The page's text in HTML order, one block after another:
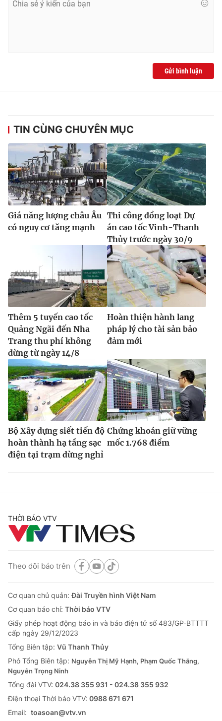
® Cấm sao chép dưới mọi hình thức nếu không có sự chấp
Gửi bình luận
TIN CÙNG CHUYÊN MỤC
Giá năng lượng châu Âu
có nguy cơ tăng mạnh
Thi công đồng loạt Dự
án cao tốc Vinh-Thanh
Thủy trước ngày 30/9
Thêm 5 tuyến cao tốc
Quảng Ngãi đến Nha
Trang thu phí không
dừng từ ngày 14/8
Hoàn thiện hành lang
pháp lý cho tài sản bảo
đảm mới
Bộ Xây dựng siết tiến độ
hoàn thành hạ tầng sạc
điện tại trạm dừng nghỉ
Chứng khoán giữ vững
mốc 1.768 điểm
THỜI BÁO VTV
Theo dõi báo trên
Cơ quan chủ quản:Đài Truyền hình Việt Nam
Cơ quan báo chí: Thời báo VTV
Giấy phép hoạt động báo in và báo điện tử số 483/GP-BTTTT
cấp ngày 29/12/2023
Tổng Biên tập: Vũ Thanh Thủy
Phó Tổng Biên tập: Nguyễn Thị Mỹ Hạnh, Phạm Quốc Thắng,
Nguyễn Trọng Ninh
Tổng đài VTV: 024.38 355 931 - 024.38 355 932
Ðiện thoại Thời báo VTV: 0988 671 671
Email: toasoan@vtv.vn